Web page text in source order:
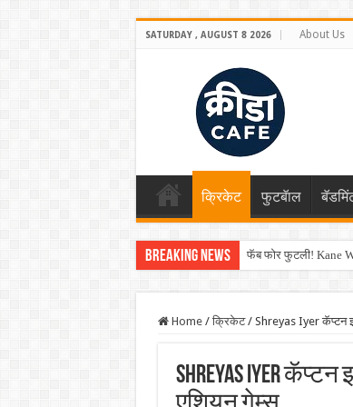
SATURDAY , AUGUST 8 2026 About Us
क्रिकेट फुटबॅाल
Breaking News फॅब फोर फुटली! Kane
Home / क्रिकेट / Shreyas Iyer कॅप्टन
Shreyas Iyer कॅप्टन